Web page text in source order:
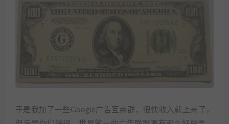
于是我加了一些Google广告互点群，很快收入就上来了，